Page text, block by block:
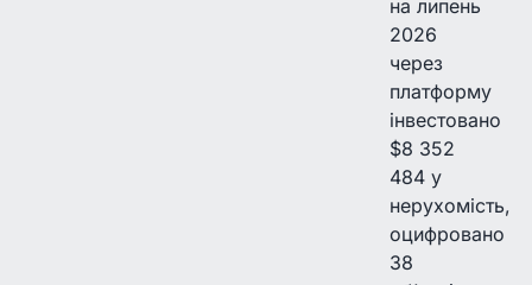
на липень
2026
через
платформу
інвестовано
$8 352
484 у
нерухомість,
оцифровано
38